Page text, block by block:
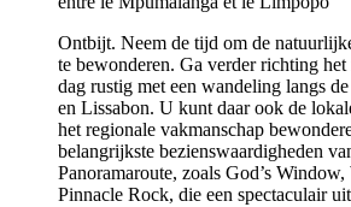
Ontbijt. Neem de tijd om de
te bewonderen. Ga verder richting
dag rustig met een wandeling langs
en Lissabon. U kunt daar ook de
het regionale vakmanschap
belangrijkste bezienswaardigheden
Panoramaroute, zoals God’s
Pinnacle Rock, die een spectaculair